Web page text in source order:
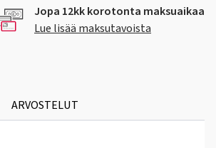
Jopa 12kk korotonta maksuaikaa
Lue lisää maksutavoista
ARVOSTELUT